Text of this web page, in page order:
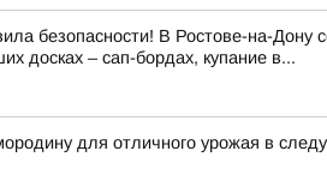
безопасности! В Ростове-на-Дону
досках – сап-бордах, купание в...
для отличного урожая в